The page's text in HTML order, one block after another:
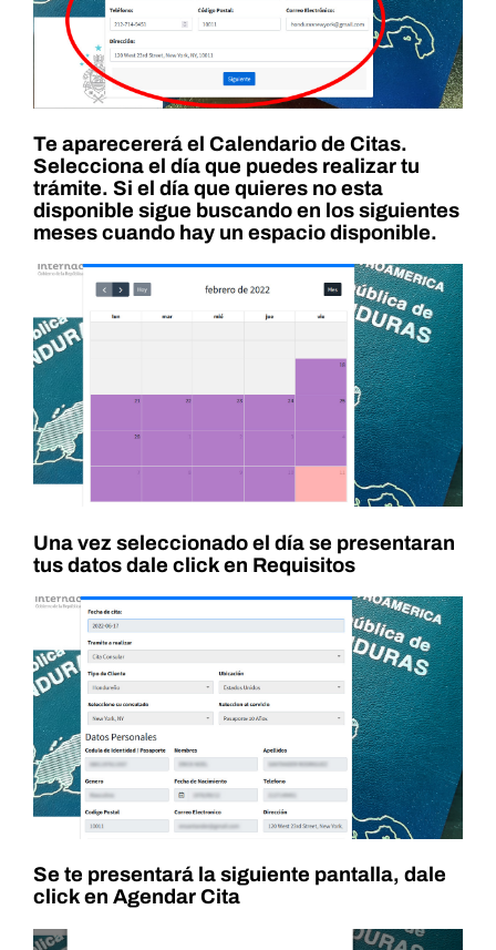
Te aparecererá el Calendario de Citas.
Selecciona el día que puedes realizar tu
trámite. Si el día que quieres no esta
disponible sigue buscando en los siguientes
meses cuando hay un espacio disponible.
Una vez seleccionado el día se presentaran
tus datos dale click en Requisitos
Se te presentará la siguiente pantalla, dale
click en Agendar Cita